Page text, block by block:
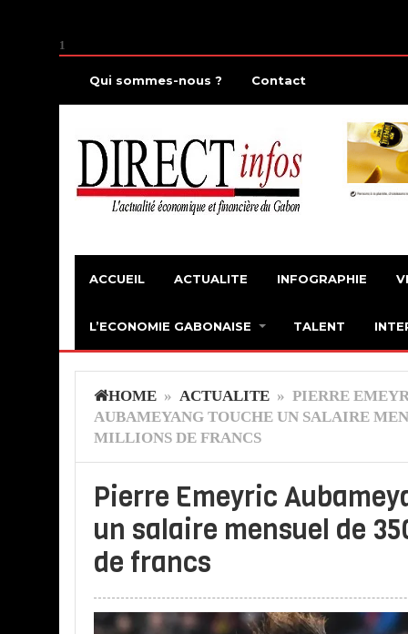
1
Qui sommes-nous ? Contact
ACCUEIL ACTUALITE INFOGRAPHIE
L’ECONOMIE GABONAISE TALENT
HOME » ACTUALITE » PIERRE
AUBAMEYANG TOUCHE UN SALAIRE
MILLIONS DE FRANCS
Pierre Emeyric
un salaire mensuel de
de francs